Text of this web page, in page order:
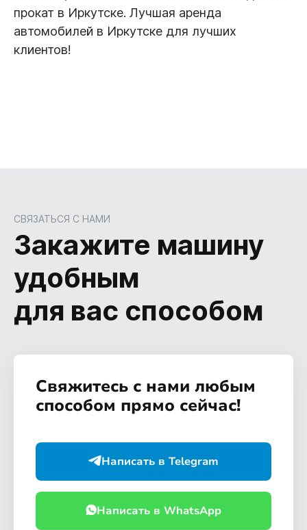
прокат в Иркутске. Лучшая аренда
автомобилей в Иркутске для лучших
клиентов!
СВЯЗАТЬСЯ С НАМИ
Закажите машину
удобным
для вас способом
Свяжитесь с нами любым
способом прямо сейчас!
Написать в Telegram
Написать в WhatsApp